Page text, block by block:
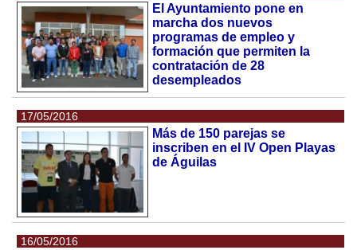
El Ayuntamiento pone en
marcha dos nuevos
programas de empleo y
formación que permiten la
contratación de 28
desempleados
17/05/2016
Más de 150 parejas se
inscriben en el IV Open Playas
de Águilas
16/05/2016